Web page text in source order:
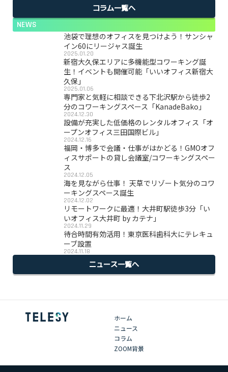
コラム一覧へ
NEWS
池袋で理想のオフィスを見つけよう！サンシャ
イン60にリージャス誕生
2025.01.20
新宿大久保エリアに多機能型コワーキング誕
生！イベントも開催可能「いいオフィス新宿大
久保」
2025.01.06
専門家と気軽に相談できる下北沢駅から徒歩2
分のコワーキングスペース「KanadeBako」
2024.12.30
設備が充実した低価格のレンタルオフィス「オ
ープンオフィス三田国際ビル」
2024.12.16
福岡・博多で会議・仕事がはかどる！GMOオフ
ィスサポートの貸し会議室/コワーキングスペー
ス
2024.12.05
海を見ながら仕事！ 天草でリゾート気分のコワ
ーキングスペース誕生
2024.12.02
リモートワークに最適！大井町駅徒歩3分「い
いオフィス大井町 by カテナ」
2024.11.29
待合時間有効活用！東京医科歯科大にテレキュ
ーブ設置
2024.11.18
ニュース一覧へ
ホーム
ニュース
コラム
ZOOM背景